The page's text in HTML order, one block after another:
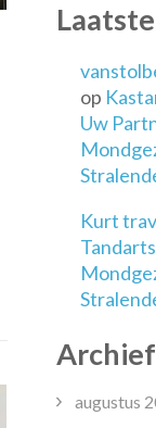
op
Uw
Kurt
Archief
augustus